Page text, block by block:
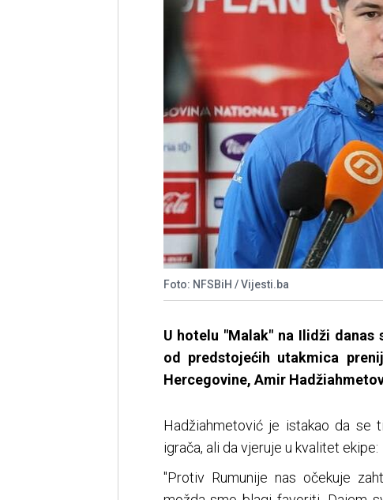
Foto: NFSBiH / Vijesti.ba
U hotelu "Malak" na Ilidži
od predstojećih utakmica
Hercegovine, Amir
Hadžiahmetović je istakao da se
igrača, ali da vjeruje u kvalitet ekipe:
"Protiv Rumunije nas očekuje